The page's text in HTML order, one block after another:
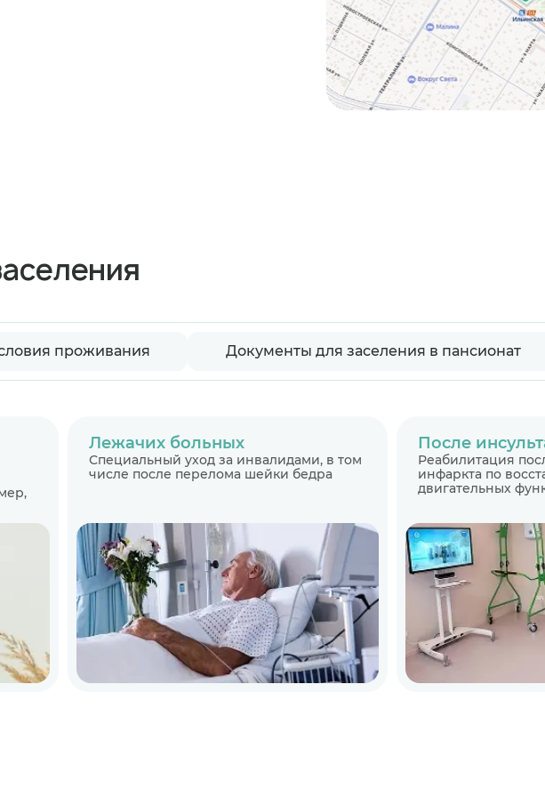
проживания Документы для заселения в пансионат
Лежачих больных
Специальный уход за инвалидами, в том
числе после перелома шейки бедра
После
Реабилитация
инфаркта по
двигательных